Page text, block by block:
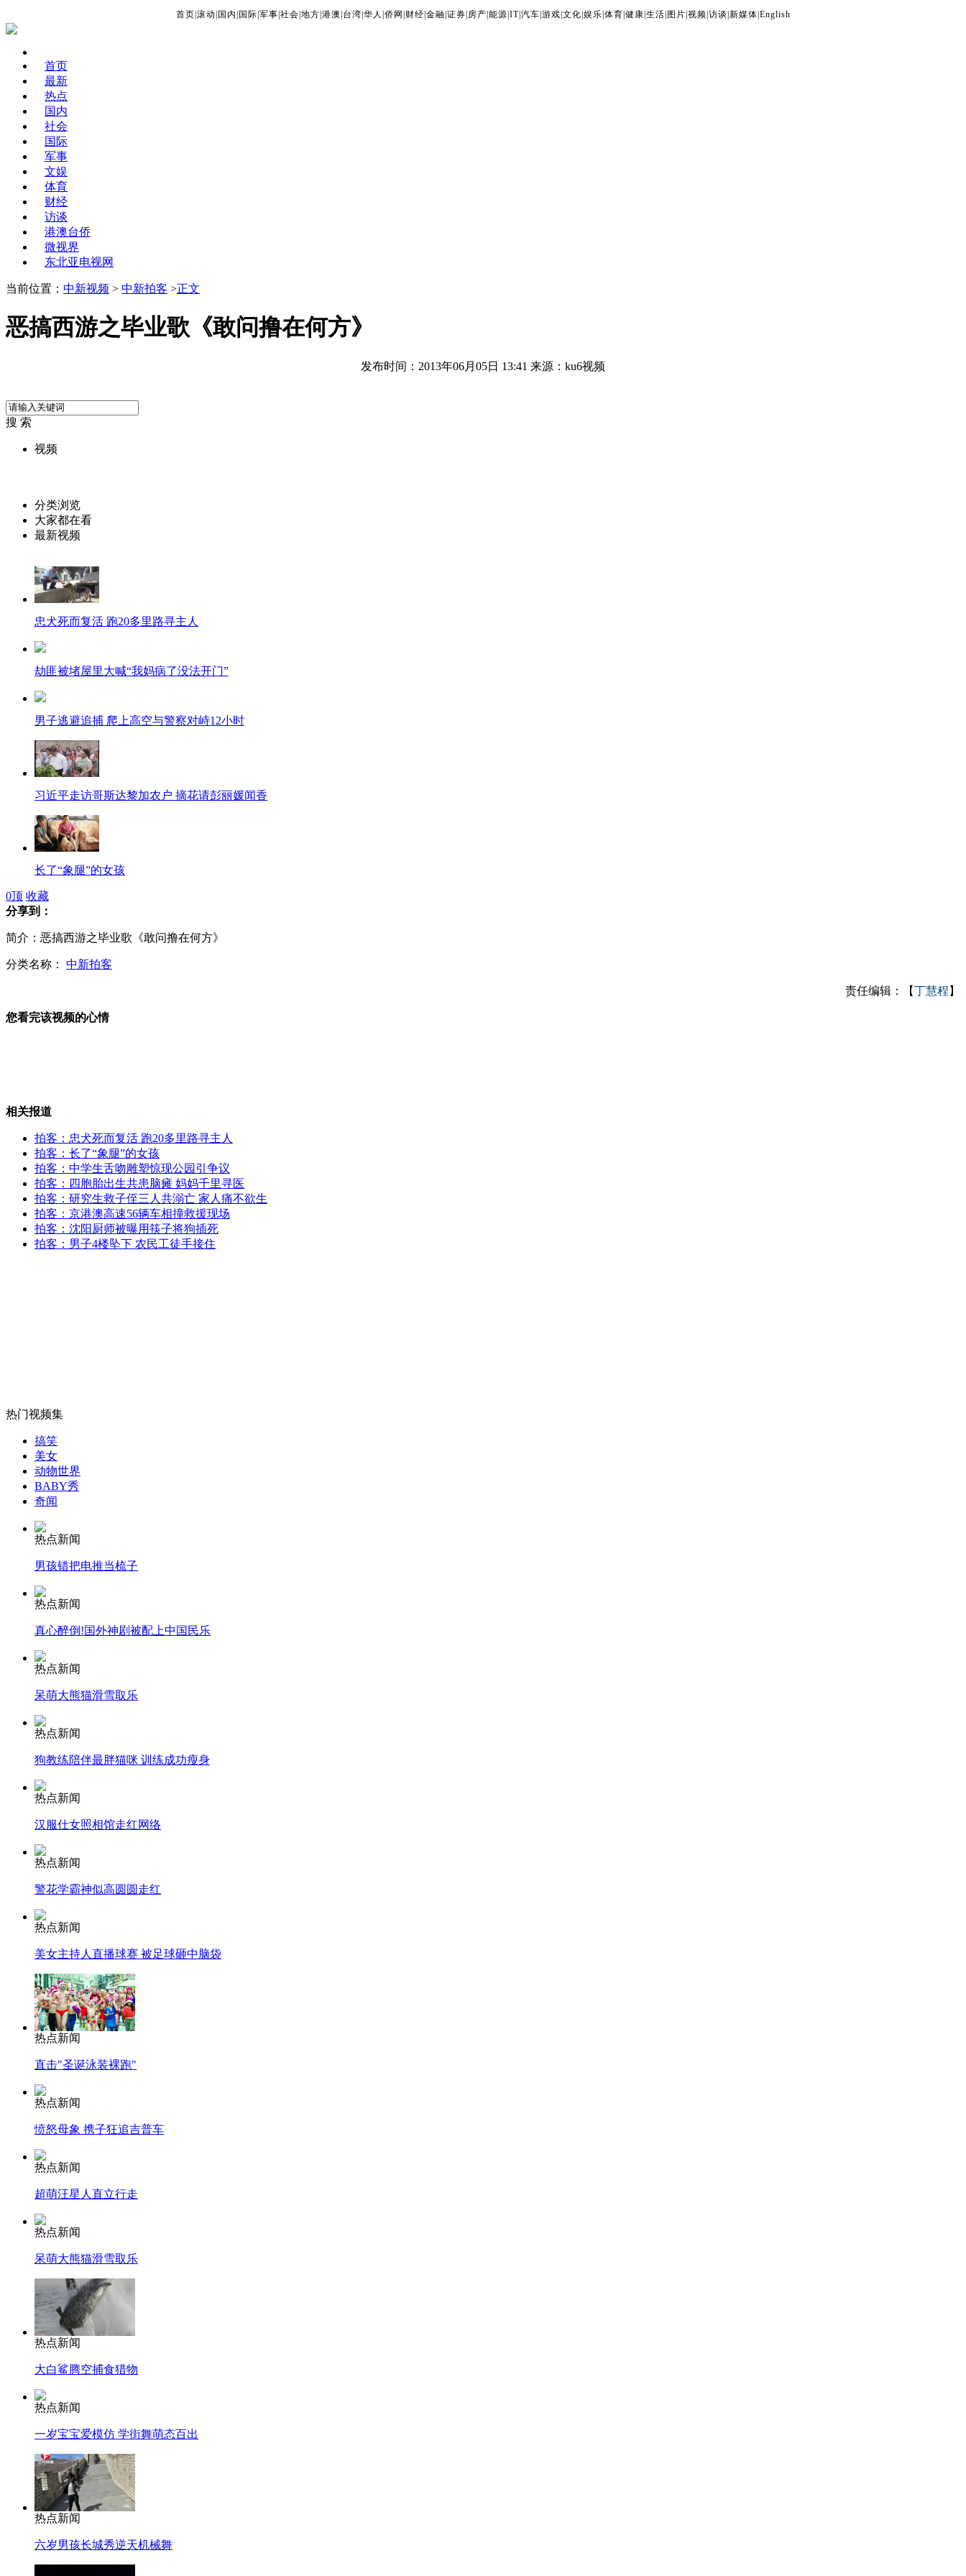
首页 滚动 国内 国际 军事 社会 地方 港澳 台湾 华人 侨网 财经 金融 证券 房产 能源 IT| 汽车 游戏 文化 娱乐 体育 健康 生活 图片 视频 访谈 新媒体 English
首页
最新
热点
国内
社会
国际
军事
文娱
体育
财经
访谈
港澳台侨
微视界
东北亚电视网
当前位置： 中新视频 > 中新拍客 >正文
恶搞西游之毕业歌《敢问撸在何方》
发布时间：2013年06月05日 13:41 来源：ku6视频
搜 索
视频
分类浏览
大家都在看
最新视频
忠犬死而复活 跑20多里路寻主人
劫匪被堵屋里大喊“我妈病了没法开门”
男子逃避追捕 爬上高空与警察对峙12小时
习近平走访哥斯达黎加农户 摘花请彭丽媛闻香
长了“象腿”的女孩
中学生舌吻雕塑惊现公园引争议
四胞胎出生共患脑瘫 妈妈千里寻医
汽车后溜掉入河中 市民帮忙合力捞车
中国式出境游：住差宾馆吃廉价饭拼命购物
无痛分娩是否安全 医生回应
外交部：反对强权政治霸凌主义
安徽一实载49人客车翻车
走！跟着总书记去植树
消防员救轻生者
纽约上演“枕头大战”
司机酒驾遇交警 急速倒车逃窜
0顶 收藏
分享到：
简介：恶搞西游之毕业歌《敢问撸在何方》
分类名称： 中新拍客
责任编辑：【丁慧程 】
您看完该视频的心情
相关报道
拍客：忠犬死而复活 跑20多里路寻主人
拍客：长了“象腿”的女孩
拍客：中学生舌吻雕塑惊现公园引争议
拍客：四胞胎出生共患脑瘫 妈妈千里寻医
拍客：研究生救子侄三人共溺亡 家人痛不欲生
拍客：京港澳高速56辆车相撞救援现场
拍客：沈阳厨师被曝用筷子将狗插死
拍客：男子4楼坠下 农民工徒手接住
热门视频集
搞笑
美女
动物世界
BABY秀
奇闻
热点新闻
男孩错把电推当梳子
热点新闻
真心醉倒!国外神剧被配上中国民乐
热点新闻
呆萌大熊猫滑雪取乐
热点新闻
狗教练陪伴最胖猫咪 训练成功瘦身
热点新闻
汉服仕女照相馆走红网络
热点新闻
警花学霸神似高圆圆走红
热点新闻
美女主持人直播球赛 被足球砸中脑袋
热点新闻
直击"圣诞泳装裸跑"
热点新闻
愤怒母象 携子狂追吉普车
热点新闻
超萌汪星人直立行走
热点新闻
呆萌大熊猫滑雪取乐
热点新闻
大白鲨腾空捕食猎物
热点新闻
一岁宝宝爱模仿 学街舞萌态百出
热点新闻
六岁男孩长城秀逆天机械舞